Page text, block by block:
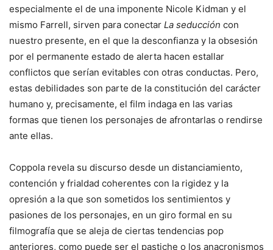
especialmente el de una imponente Nicole Kidman y el
mismo Farrell, sirven para conectar La seducción con
nuestro presente, en el que la desconfianza y la obsesión
por el permanente estado de alerta hacen estallar
conflictos que serían evitables con otras conductas. Pero,
estas debilidades son parte de la constitución del carácter
humano y, precisamente, el film indaga en las varias
formas que tienen los personajes de afrontarlas o rendirse
ante ellas.
Coppola revela su discurso desde un distanciamiento,
contención y frialdad coherentes con la rigidez y la
opresión a la que son sometidos los sentimientos y
pasiones de los personajes, en un giro formal en su
filmografía que se aleja de ciertas tendencias pop
anteriores, como puede ser el pastiche o los anacronismos